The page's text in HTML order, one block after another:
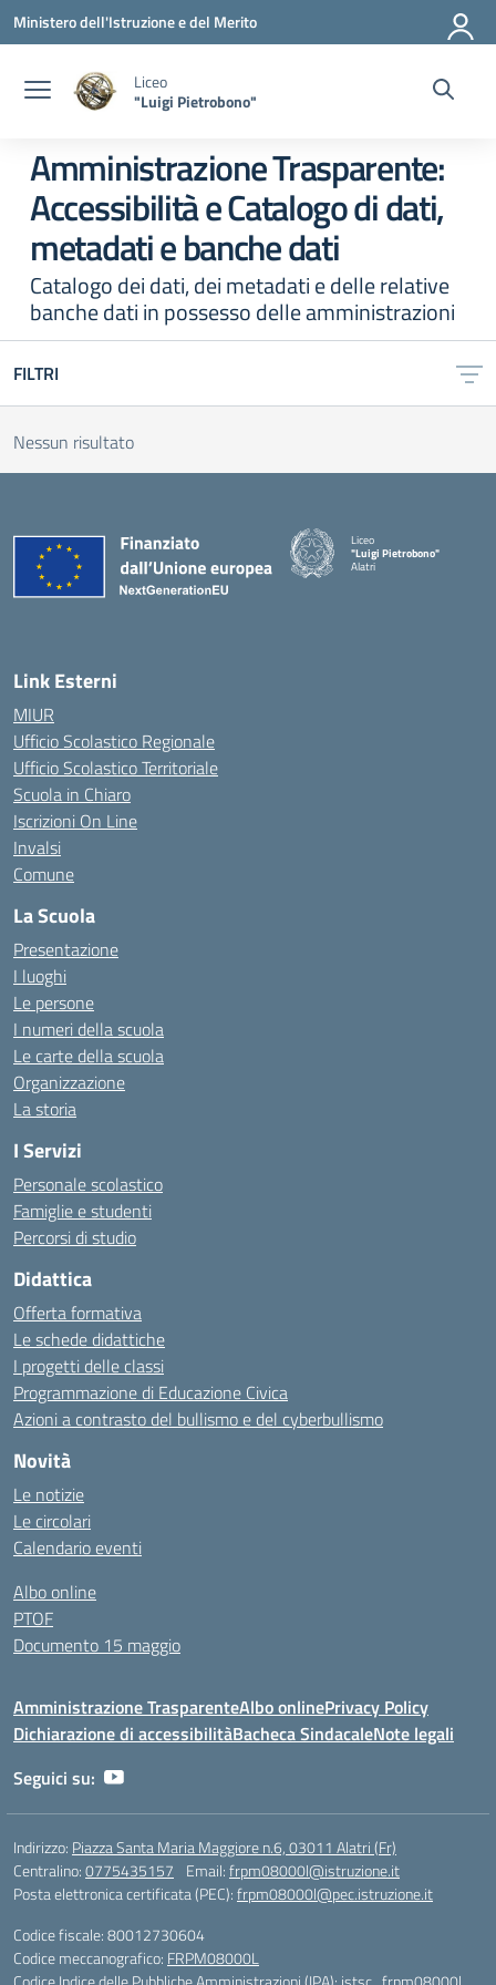
Vai ai contenuti
Vai al menu di navigazione
Vai al footer
Ministero dell'Istruzione e del Merito
Liceo
"Luigi Pietrobono"
Amministrazione Trasparente:
Accessibilità e Catalogo di dati,
metadati e banche dati
Catalogo dei dati, dei metadati e delle relative
banche dati in possesso delle amministrazioni
FILTRI
Nessun risultato
Liceo
"Luigi Pietrobono"
Alatri
Link Esterni
MIUR
Ufficio Scolastico Regionale
Ufficio Scolastico Territoriale
Scuola in Chiaro
Iscrizioni On Line
Invalsi
Comune
La Scuola
Presentazione
I luoghi
Le persone
I numeri della scuola
Le carte della scuola
Organizzazione
La storia
I Servizi
Personale scolastico
Famiglie e studenti
Percorsi di studio
Didattica
Offerta formativa
Le schede didattiche
I progetti delle classi
Programmazione di Educazione Civica
Azioni a contrasto del bullismo e del cyberbullismo
Novità
Le notizie
Le circolari
Calendario eventi
Albo online
PTOF
Documento 15 maggio
Amministrazione TrasparenteAlbo onlinePrivacy Policy
Dichiarazione di accessibilitàBacheca SindacaleNote legali
Seguici su:
Indirizzo: Piazza Santa Maria Maggiore n.6, 03011 Alatri (Fr)
Centralino:0775435157 Email:frpm08000l@istruzione.it
Posta elettronica certificata (PEC):frpm08000l@pec.istruzione.it
Codice fiscale: 80012730604
Codice meccanografico: FRPM08000L